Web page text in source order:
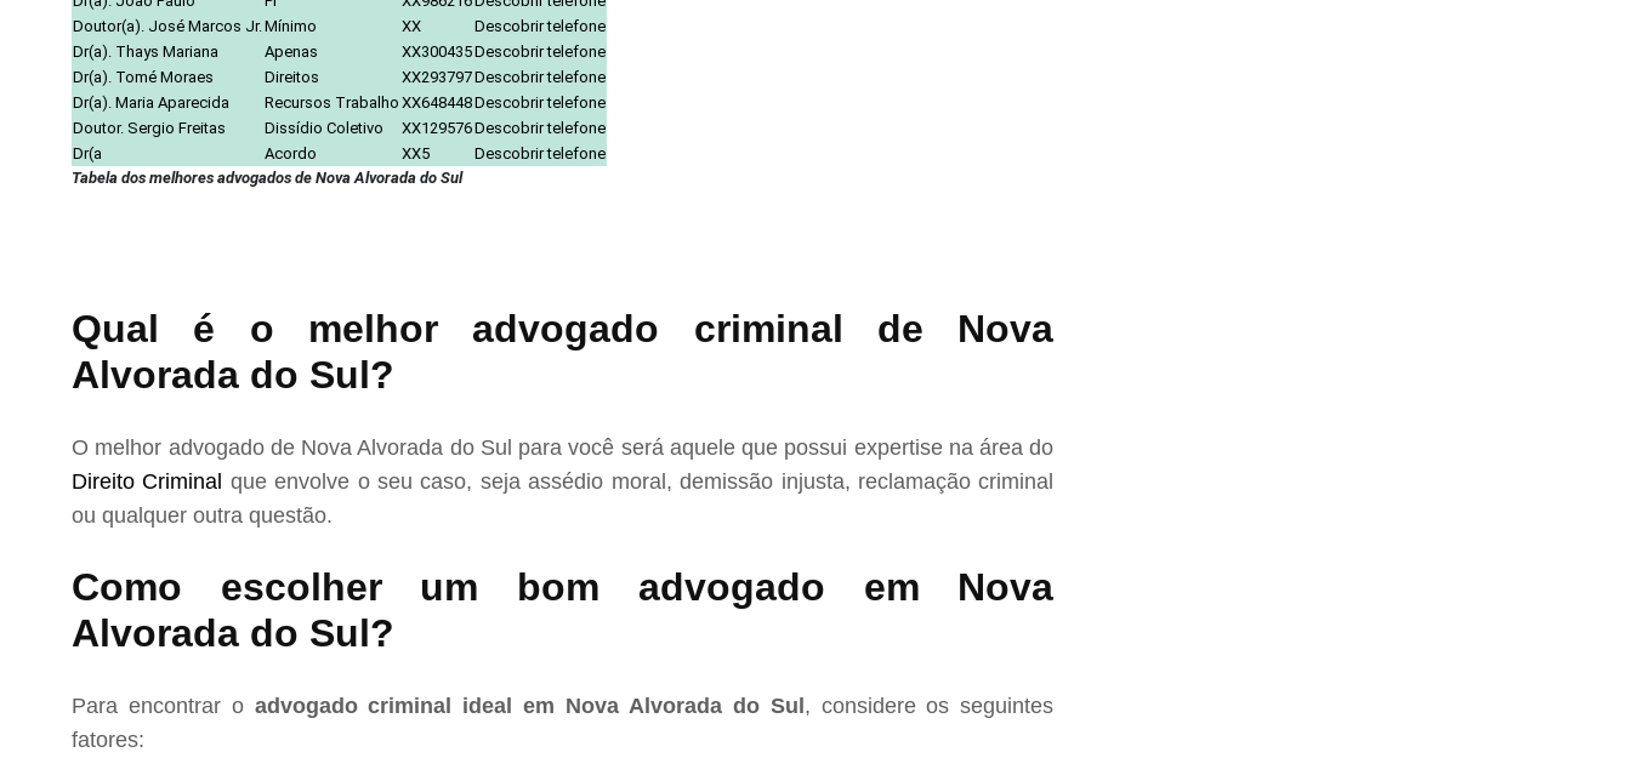
Doutor(a). José Marcos Jr. Mínimo XX
Descobrir telefone
Dr(a). Thays Mariana
Apenas XX300435Descobrir telefone
Dr(a). Tomé Moraes
Direitos XX293797Descobrir telefone
Dr(a). Maria Aparecida
Recursos Trabalho XX648448Descobrir telefone
Doutor. Sergio Freitas
Dissídio Coletivo XX129576Descobrir telefone
Dr(a
Acordo XX5
Descobrir telefone
Tabela dos melhores advogados de Nova Alvorada do Sul
Qual é o melhor advogado criminal de Nova
Alvorada do Sul?
O melhor advogado de Nova Alvorada do Sul para você será aquele que possui expertise na área do
Direito Criminal que envolve o seu caso, seja assédio moral, demissão injusta, reclamação criminal
ou qualquer outra questão.
Como escolher um bom advogado em Nova
Alvorada do Sul?
Para encontrar o advogado criminal ideal em Nova Alvorada do Sul, considere os seguintes
fatores: